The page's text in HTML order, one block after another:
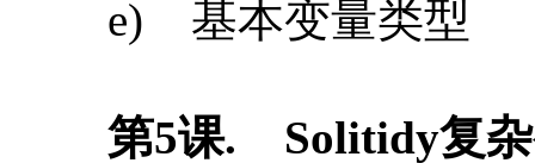
b) 结构
d) Delete